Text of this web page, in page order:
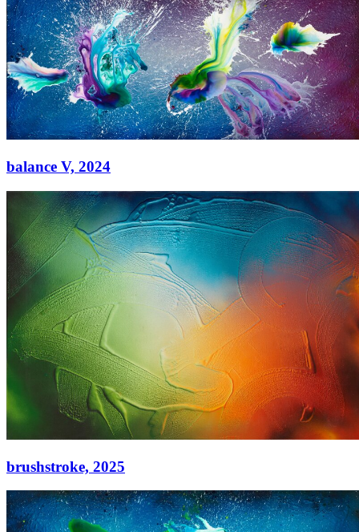
Acryl auf Leinwand
130 × 300 cm
balance V, 2024
balance V, 2024
Acryl auf Leinwand
130 × 300 cm
brushstroke, 2025
brushstroke,2025
Acryl auf Leinwand
90 × 130 cm